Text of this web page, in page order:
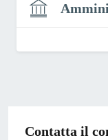
Contatta il